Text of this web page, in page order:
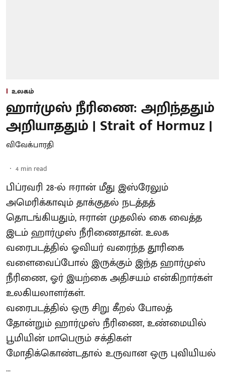
உலகம்
ஹார்முஸ் நீரிணை: அறிந்ததும்
அறியாததும் | Strait of Hormuz |
விவேக்பாரதி
4 min read
பிப்ரவரி 28-ல் ஈரான் மீது இஸ்ரேலும்
அமெரிக்காவும் தாக்குதல் நடத்தத்
தொடங்கியதும், ஈரான் முதலில் கை வைத்த
இடம் ஹார்முஸ் நீரிணைதான். உலக
வரைபடத்தில் ஓவியர் வரைந்த தூரிகை
வளைவைப்போல் இருக்கும் இந்த ஹார்முஸ்
நீரிணை, ஓர் இயற்கை அதிசயம் என்கிறார்கள்
உலகியலாளர்கள்.
வரைபடத்தில் ஒரு சிறு கீறல் போலத்
தோன்றும் ஹார்முஸ் நீரிணை, உண்மையில்
பூமியின் மாபெரும் சக்திகள்
மோதிக்கொண்டதால் உருவான ஒரு புவியியல்
...